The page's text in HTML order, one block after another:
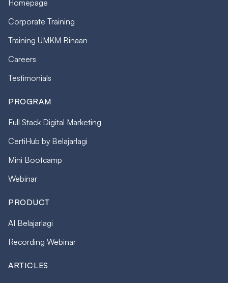
Homepage
Corporate Training
Training UMKM Binaan
Careers
Testimonials
PROGRAM
Full Stack Digital Marketing
CertiHub by Belajarlagi
Mini Bootcamp
Webinar
PRODUCT
AI Belajarlagi
Recording Webinar
ARTICLES